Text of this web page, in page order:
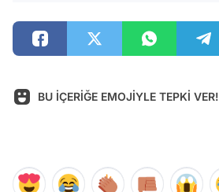
BU İÇERİĞE EMOJİYLE TEPKİ VER!